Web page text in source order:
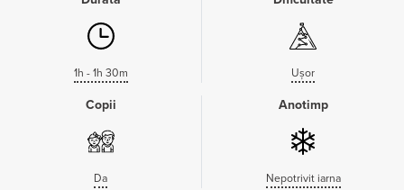
1h - 1h 30m Ușor
Copii
Da
Anotimp
Nepotrivit iarna